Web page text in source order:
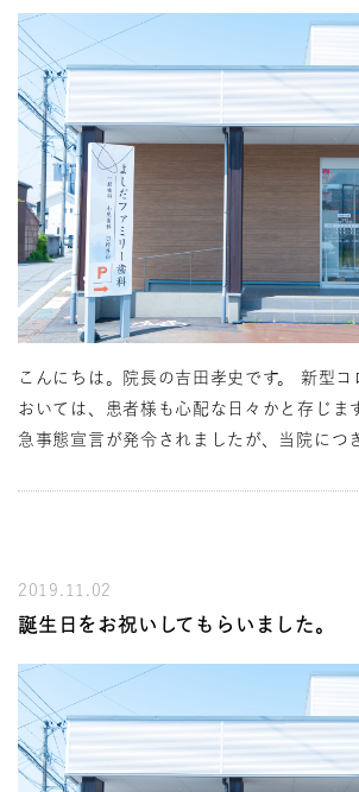
こんにちは。院長の吉田孝史です。 新型コ
おいては、患者様も心配な日々かと存じま
急事態宣言が発令されましたが、当院につ
2019.11.02
誕生日をお祝いしてもらいました。